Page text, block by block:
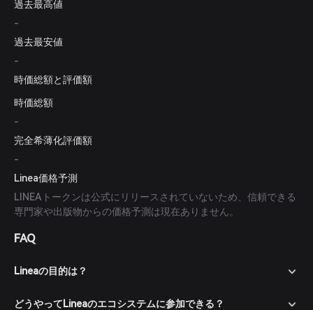
過去最高値
-
過去最安値
-
時価総額と評価額
時価総額
-
完全希薄化評価額
-
Linea価格予測
LINEAトークンは公式にリリースされていないため、信頼できる
専門家や出版物からの価格予測は現在ありません。
FAQ
Lineaの目的は？
どうやってLineaのエコシステムに参加できる？